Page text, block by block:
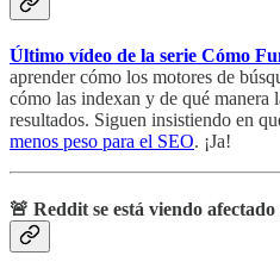
Último vídeo de la serie Cómo
aprender cómo los motores de
cómo las indexan y de qué manera
resultados. Siguen insistiendo en
menos peso para el SEO. ¡Ja!
🚨 Reddit se está viendo